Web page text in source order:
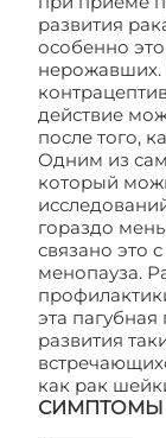
развития
особенно
нерожавших.
действие
после того,
Одним из
который
гораздо
связано это
менопауза.
эта
развития
как рак
СИМПТОМЫ